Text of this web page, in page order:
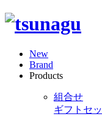
New
Brand
Products
組合せ
ギフトセ